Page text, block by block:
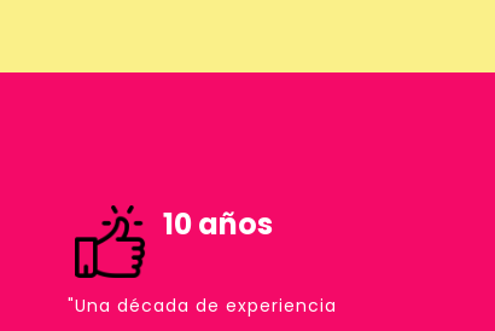
10 años
"Una década de experiencia